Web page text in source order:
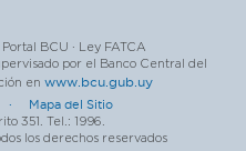
BCU · Ley FATCA
por el Banco Central del
en www.bcu.gub.uy
· Mapa del Sitio
351. Tel.: 1996.
los derechos reservados